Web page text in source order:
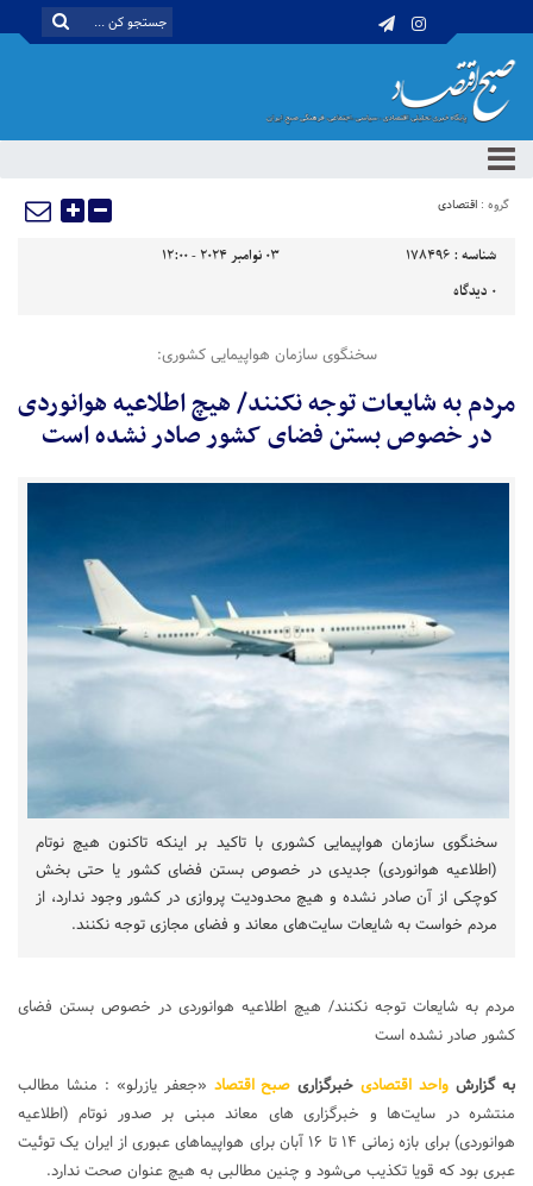
گروه : اقتصادی
شناسه : 178496
03 نوامبر 2024 - 12:00
0 دیدگاه
سخنگوی سازمان هواپیمایی کشوری:
مردم به شایعات توجه نکنند/ هیچ اطلاعیه هوانوردی
در خصوص بستن فضای کشور صادر نشده است
سخنگوی سازمان هواپیمایی کشوری با تاکید بر اینکه تاکنون هیچ نوتام
(اطلاعیه هوانوردی) جدیدی در خصوص بستن فضای کشور یا حتی بخش
کوچکی از آن صادر نشده و هیچ محدودیت پروازی در کشور وجود ندارد، از
مردم خواست به شایعات سایت‌های معاند و فضای مجازی توجه نکنند.
مردم به شایعات توجه نکنند/ هیچ اطلاعیه هوانوردی در خصوص بستن فضای
کشور صادر نشده است
به گزارش واحد اقتصادی خبرگزاری صبح اقتصاد «جعفر یازرلو» : منشا مطالب
منتشره در سایت‌ها و خبرگزاری ‌های معاند مبنی بر صدور نوتام (اطلاعیه
هوانوردی) برای بازه زمانی ۱۴ تا ۱۶ آبان برای هواپیماهای عبوری از ایران یک توئیت
عبری بود که قویا تکذیب می‌شود و چنین مطالبی به هیچ عنوان صحت ندارد.